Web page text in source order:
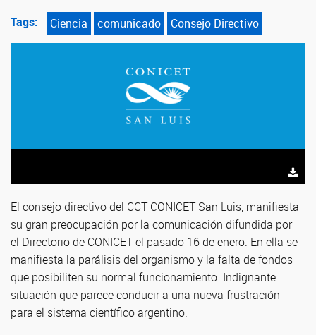
Tags: Ciencia comunicado Consejo Directivo
El consejo directivo del CCT CONICET San Luis, manifiesta
su gran preocupación por la comunicación difundida por
el Directorio de CONICET el pasado 16 de enero. En ella se
manifiesta la parálisis del organismo y la falta de fondos
que posibiliten su normal funcionamiento. Indignante
situación que parece conducir a una nueva frustración
para el sistema científico argentino.